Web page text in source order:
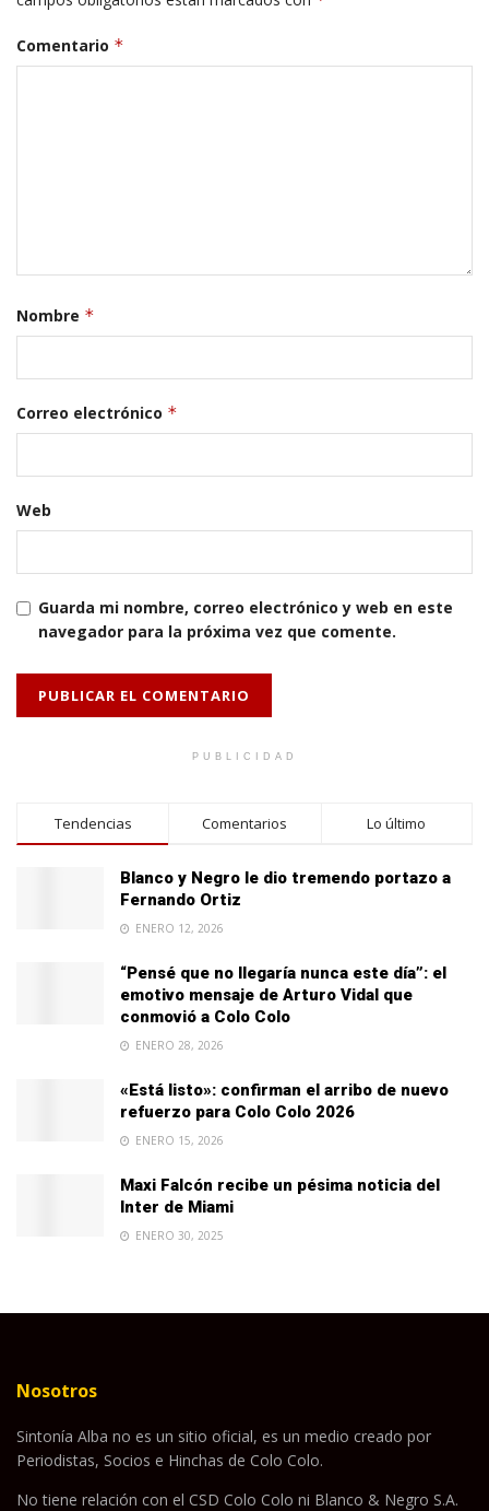
Comentario *
Nombre *
Correo electrónico *
Web
Guarda mi nombre, correo electrónico y web en este
navegador para la próxima vez que comente.
PUBLICIDAD
Tendencias Comentarios Lo último
Blanco y Negro le dio tremendo portazo a
Fernando Ortiz
ENERO 12, 2026
“Pensé que no llegaría nunca este día”: el
emotivo mensaje de Arturo Vidal que
conmovió a Colo Colo
ENERO 28, 2026
«Está listo»: confirman el arribo de nuevo
refuerzo para Colo Colo 2026
ENERO 15, 2026
Maxi Falcón recibe un pésima noticia del
Inter de Miami
ENERO 30, 2025
Nosotros
Sintonía Alba no es un sitio oficial, es un medio creado por
Periodistas, Socios e Hinchas de Colo Colo.
No tiene relación con el CSD Colo Colo ni Blanco & Negro S.A.